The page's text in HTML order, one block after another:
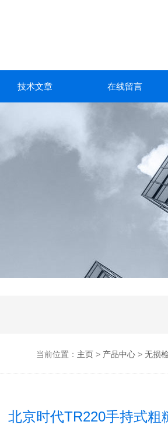
技术文章 在线留言
当前位置： 主页> 产品中心> 无损
北京时代TR220手持式粗